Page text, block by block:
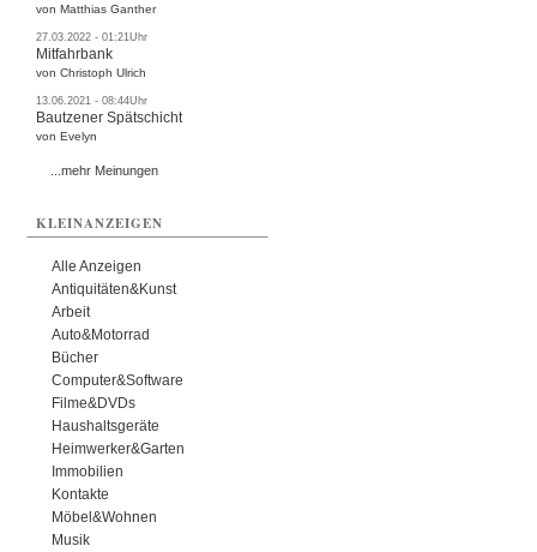
von Matthias Ganther
27.03.2022 - 01:21Uhr
Mitfahrbank
von Christoph Ulrich
13.06.2021 - 08:44Uhr
Bautzener Spätschicht
von Evelyn
...mehr Meinungen
KLEINANZEIGEN
Alle Anzeigen
Antiquitäten&Kunst
Arbeit
Auto&Motorrad
Bücher
Computer&Software
Filme&DVDs
Haushaltsgeräte
Heimwerker&Garten
Immobilien
Kontakte
Möbel&Wohnen
Musik